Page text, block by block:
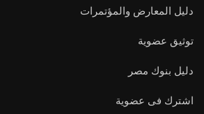
دليل المعارض والمؤتمرات
توثيق عضوية
دليل بنوك مصر
اشترك فى عضوية